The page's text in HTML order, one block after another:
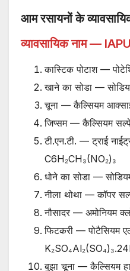
आम रसायनों के
व्यावसायिक नाम —
कास्टिक पोटाश —
खाने का सोडा —
चूना — कैल्सियम
जिप्सम — कैल्सियम
टी.एन.टी. — ट्राई
C6H₂CH₃(NO₂)₃
धोने का सोडा —
नीला थोथा — कॉपर
नौसादर — अमोनियम
फिटकरी — पोटैसियम
बुझा चूना — कैल्सियम